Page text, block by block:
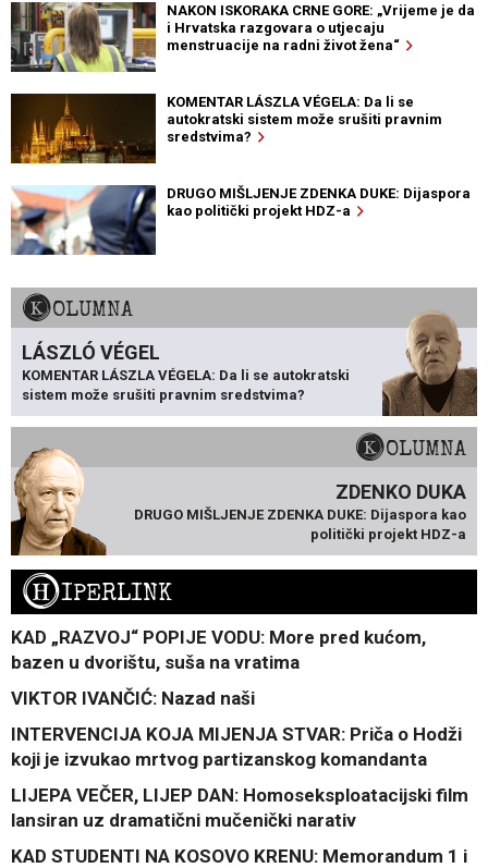
NAKON ISKORAKA CRNE GORE: „Vrijeme je da
i Hrvatska razgovara o utjecaju
menstruacije na radni život žena“
KOMENTAR LÁSZLA VÉGELA: Da li se
autokratski sistem može srušiti pravnim
sredstvima?
DRUGO MIŠLJENJE ZDENKA DUKE: Dijaspora
kao politički projekt HDZ-a
KOLUMNA
LÁSZLÓ VÉGEL
KOMENTAR LÁSZLA VÉGELA: Da li se autokratski
sistem može srušiti pravnim sredstvima?
KOLUMNA
ZDENKO DUKA
DRUGO MIŠLJENJE ZDENKA DUKE: Dijaspora kao
politički projekt HDZ-a
HIPERLINK
KAD „RAZVOJ“ POPIJE VODU: More pred kućom,
bazen u dvorištu, suša na vratima
VIKTOR IVANČIĆ: Nazad naši
INTERVENCIJA KOJA MIJENJA STVAR: Priča o Hodži
koji je izvukao mrtvog partizanskog komandanta
LIJEPA VEČER, LIJEP DAN: Homoseksploatacijski film
lansiran uz dramatični mučenički narativ
KAD STUDENTI NA KOSOVO KRENU: Memorandum 1 i